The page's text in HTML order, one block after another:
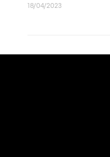
18/04/2023